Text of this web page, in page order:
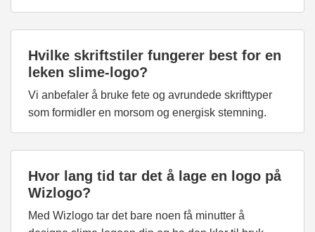
Hvilke skriftstiler fungerer best for en
leken slime-logo?
Vi anbefaler å bruke fete og avrundede skrifttyper
som formidler en morsom og energisk stemning.
Hvor lang tid tar det å lage en logo på
Wizlogo?
Med Wizlogo tar det bare noen få minutter å